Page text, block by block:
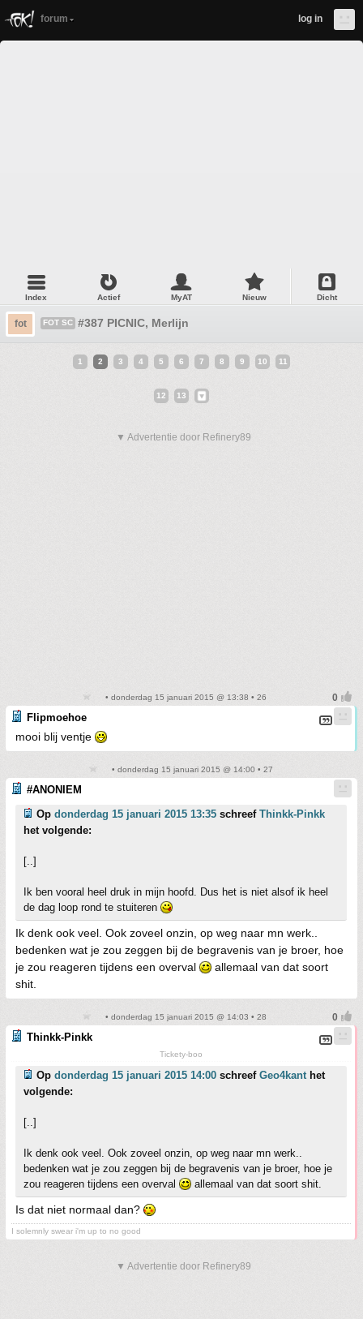
forum log in
Index Actief MyAT Nieuw Dicht
fot FOT SC #387 PICNIC, Merlijn
1 2 3 4 5 6 7 8 9 10 11
12 13
▼ Advertentie door Refinery89
• donderdag 15 januari 2015 @ 13:38 • 26
Flipmoehoe
mooi blij ventje
• donderdag 15 januari 2015 @ 14:00 • 27
#ANONIEM
Op donderdag 15 januari 2015 13:35 schreef Thinkk-Pinkk
het volgende:
[..]
Ik ben vooral heel druk in mijn hoofd. Dus het is niet alsof ik heel
de dag loop rond te stuiteren
Ik denk ook veel. Ook zoveel onzin, op weg naar mn werk..
bedenken wat je zou zeggen bij de begravenis van je broer, hoe
je zou reageren tijdens een overval
allemaal van dat soort
shit.
• donderdag 15 januari 2015 @ 14:03 • 28
Thinkk-Pinkk
Tickety-boo
Op donderdag 15 januari 2015 14:00 schreef Geo4kanthet
volgende:
[..]
Ik denk ook veel. Ook zoveel onzin, op weg naar mn werk..
bedenken wat je zou zeggen bij de begravenis van je broer, hoe je
zou reageren tijdens een overval
allemaal van dat soort shit.
Is dat niet normaal dan?
I solemnly swear i'm up to no good
▼ Advertentie door Refinery89